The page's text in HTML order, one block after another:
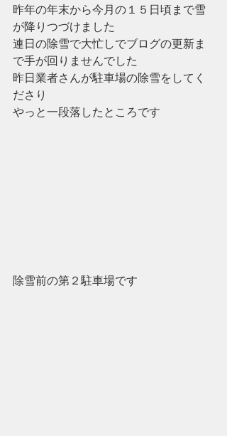
昨年の年末から今月の１５日頃まで雪
が降りつづけました
連日の除雪で大忙しでブログの更新ま
で手が回りませんでした
昨日業者さんが駐車場の除雪をしてく
ださり
やっと一段落したところです
除雪前の第２駐車場です